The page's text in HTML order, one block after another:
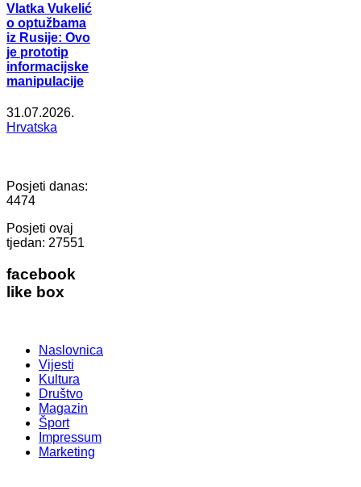
Vlatka Vukelić
o optužbama
iz Rusije: Ovo
je prototip
informacijske
manipulacije
31.07.2026.
Hrvatska
Posjeti danas:
4474
Posjeti ovaj
tjedan: 27551
facebook
like box
Naslovnica
Vijesti
Kultura
Društvo
Magazin
Šport
Impressum
Marketing